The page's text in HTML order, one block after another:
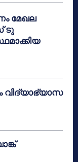
മേഖല
ടു
വിദ്യാഭ്യാസ